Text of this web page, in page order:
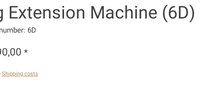
Extension Machine (6D)
6D
*
Shipping costs